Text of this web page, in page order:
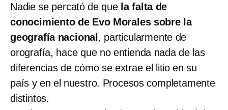
Nadie se percató de que la falta de
conocimiento de Evo Morales sobre la
geografía nacional , particularmente de
orografía, hace que no entienda nada de las
diferencias de cómo se extrae el litio en su
país y en el nuestro. Procesos completamente
distintos.